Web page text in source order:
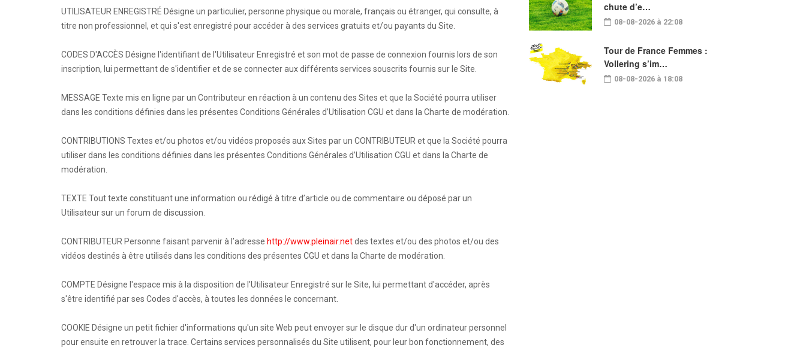
UTILISATEUR ENREGISTRÉ Désigne un particulier, personne physique ou morale, français ou étranger, qui consulte, à
titre non professionnel, et qui s'est enregistré pour accéder à des services gratuits et/ou payants du Site.
CODES D'ACCÈS Désigne l'identifiant de l'Utilisateur Enregistré et son mot de passe de connexion fournis lors de son
inscription, lui permettant de s'identifier et de se connecter aux différents services souscrits fournis sur le Site.
MESSAGE Texte mis en ligne par un Contributeur en réaction à un contenu des Sites et que la Société pourra utiliser
dans les conditions définies dans les présentes Conditions Générales d’Utilisation CGU et dans la Charte de modération.
CONTRIBUTIONS Textes et/ou photos et/ou vidéos proposés aux Sites par un CONTRIBUTEUR et que la Société pourra
utiliser dans les conditions définies dans les présentes Conditions Générales d’Utilisation CGU et dans la Charte de
modération.
TEXTE Tout texte constituant une information ou rédigé à titre d’article ou de commentaire ou déposé par un
Utilisateur sur un forum de discussion.
CONTRIBUTEUR Personne faisant parvenir à l’adresse http://www.pleinair.netdes textes et/ou des photos et/ou des
vidéos destinés à être utilisés dans les conditions des présentes CGU et dans la Charte de modération.
COMPTE Désigne l'espace mis à la disposition de l'Utilisateur Enregistré sur le Site, lui permettant d'accéder, après
s'être identifié par ses Codes d'accès, à toutes les données le concernant.
COOKIE Désigne un petit fichier d'informations qu'un site Web peut envoyer sur le disque dur d'un ordinateur personnel
pour ensuite en retrouver la trace. Certains services personnalisés du Site utilisent, pour leur bon fonctionnement, des
chute d’e…
08-08-2026 à 22:08
Tour de France Femmes :
Vollering s’im…
08-08-2026 à 18:08